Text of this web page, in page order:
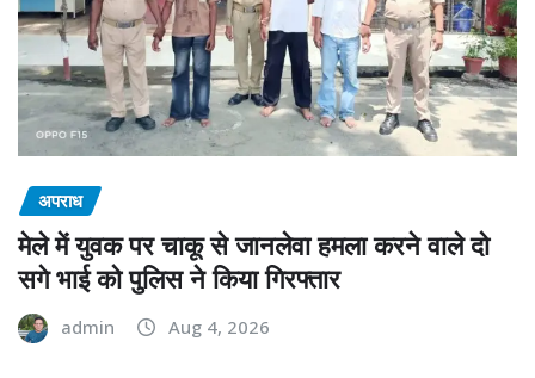
अपराध
मेले में युवक पर चाकू से जानलेवा हमला करने वाले दो
सगे भाई को पुलिस ने किया गिरफ्तार
admin Aug 4, 2026